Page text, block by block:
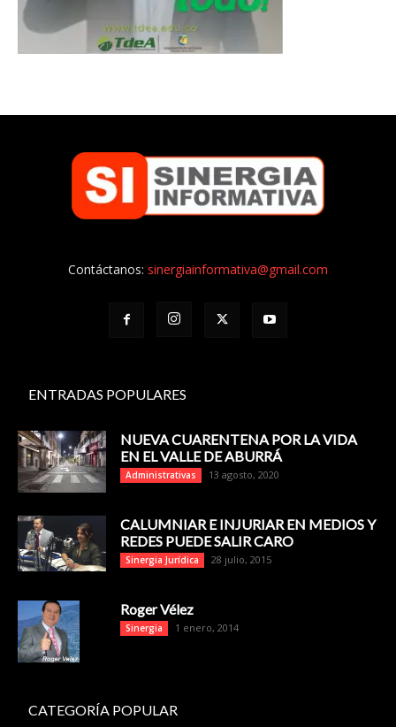
Contáctanos: sinergiainformativa@gmail.com
ENTRADAS POPULARES
NUEVA CUARENTENA POR LA VIDA
EN EL VALLE DE ABURRÁ
Administrativas 13 agosto, 2020
CALUMNIAR E INJURIAR EN MEDIOS Y
REDES PUEDE SALIR CARO
Sinergia Jurídica 28 julio, 2015
Roger Vélez
Sinergia 1 enero, 2014
CATEGORÍA POPULAR